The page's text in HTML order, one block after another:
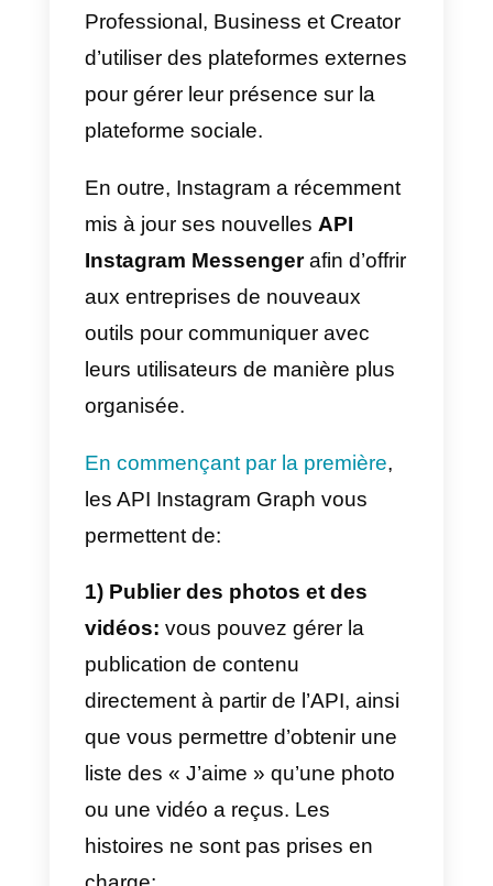
en offrant la possibilité de gérer
certaines des activités du réseau
social par le biais de plateformes
Ce qui change avec
l’arrivée des API
d’Instagram Direct
Les API d’Instagram ne sont pas
nouvelles, les premières ont en
effet été publiées en 2018, et
elles ont désormais été
remplacées par laversion
Instagram Graph APIqui permet
aux utilisateurs d’Instagram
Professional, Business et Creator
d’utiliser des plateformes
pour gérer leur présence sur la
plateforme sociale.